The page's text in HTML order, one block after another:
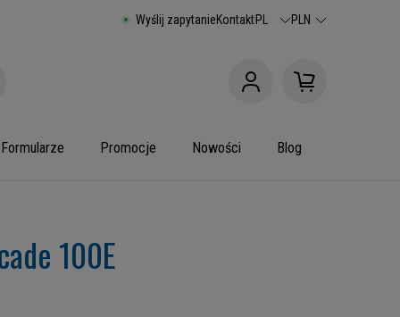
Wyślij zapytanieKontaktPL PLN
Formularze Promocje Nowości Blog
100E